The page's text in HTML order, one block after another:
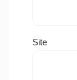
Site